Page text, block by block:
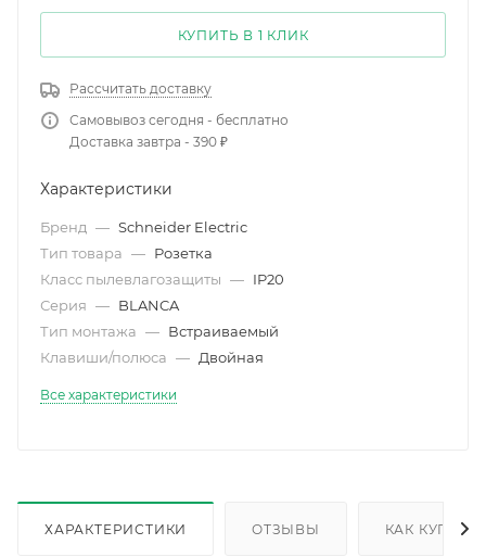
КУПИТЬ В 1 КЛИК
Рассчитать доставку
Самовывоз сегодня - бесплатно
Доставка завтра - 390 ₽
Характеристики
Бренд — Schneider Electric
Тип товара — Розетка
Класс пылевлагозащиты — IP20
Серия — BLANCA
Тип монтажа — Встраиваемый
Клавиши/полюса — Двойная
Все характеристики
ХАРАКТЕРИСТИКИ ОТЗЫВЫ КАК КУПИТЬ